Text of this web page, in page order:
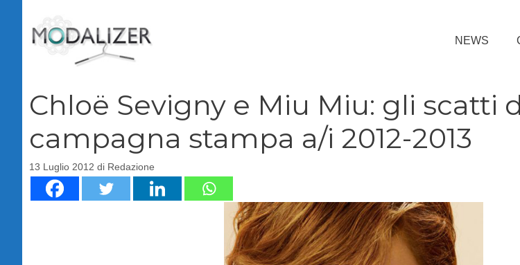
contenuto
NEWS
Chloë Sevigny e Miu Miu: gli scatti
campagna stampa a/i 2012-2013
13 Luglio 2012 di Redazione